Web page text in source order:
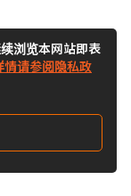
浏览本网站即表
情请参阅隐私政